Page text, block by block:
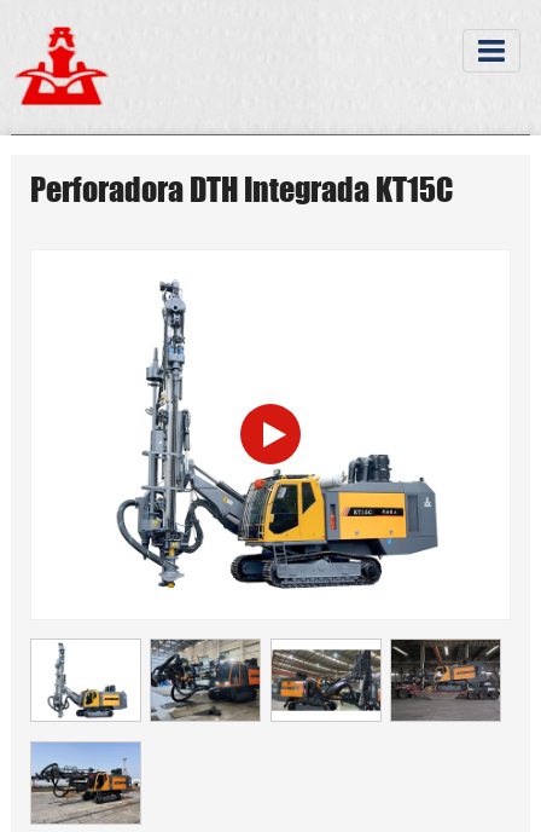
Perforadora DTH Integrada KT15C